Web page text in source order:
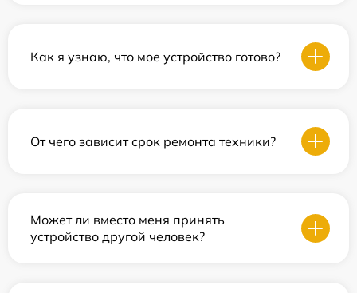
Как я узнаю, что мое устройство готово?
От чего зависит срок ремонта техники?
Может ли вместо меня принять
устройство другой человек?